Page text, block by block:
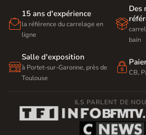

15 ans d'expérience
la référence du carrelage en
ligne

Des
bain

Salle d'exposition
à Portet-sur-Garonne, près de
Toulouse
 CB,
ILS PARLENT DE